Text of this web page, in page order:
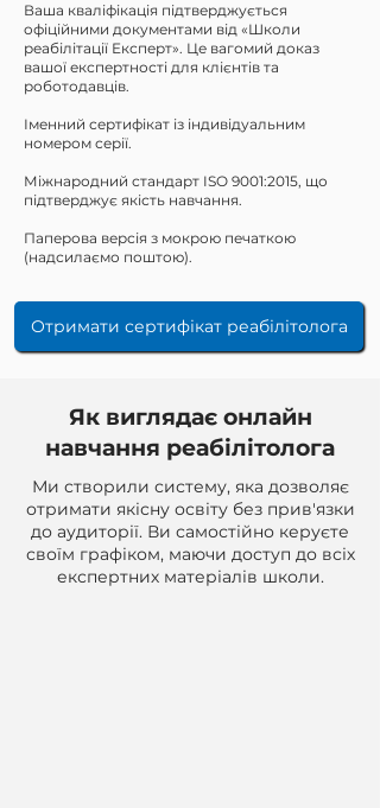
Ваша кваліфікація підтверджується
офіційними документами від «Школи
реабілітації Експерт». Це вагомий доказ
вашої експертності для клієнтів та
роботодавців.
Іменний сертифікат із індивідуальним
номером серії.
Міжнародний стандарт ISO 9001:2015, що
підтверджує якість навчання.
Паперова версія з мокрою печаткою
(надсилаємо поштою).
Отримати сертифікат реабілітолога
Як виглядає онлайн
навчання реабілітолога
Ми створили систему, яка дозволяє
отримати якісну освіту без прив'язки
до аудиторії. Ви самостійно керуєте
своїм графіком, маючи доступ до всіх
експертних матеріалів школи.